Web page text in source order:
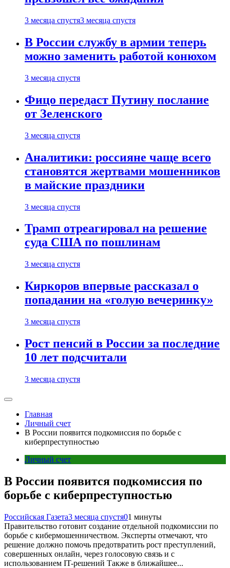
3 месяца спустя3 месяца спустя
В России службу в армии теперь
можно заменить работой конюхом
3 месяца спустя
Фицо передаст Путину послание
от Зеленского
3 месяца спустя
Аналитики: россияне чаще всего
становятся жертвами мошенников
в майские праздники
3 месяца спустя
Трамп отреагировал на решение
суда США по пошлинам
3 месяца спустя
Киркоров впервые рассказал о
попадании на «голую вечеринку»
3 месяца спустя
Рост пенсий в России за последние
10 лет подсчитали
3 месяца спустя
Главная
Личный счет
В России появится подкомиссия по борьбе с
киберпреступностью
Личный счет
В России появится подкомиссия по
борьбе с киберпреступностью
Российская Газета3 месяца спустя01 минуты
Правительство готовит создание отдельной подкомиссии по
борьбе с кибермошенничеством. Эксперты отмечают, что
решение должно помочь предотвратить рост преступлений,
совершенных онлайн, через голосовую связь и с
использованием IT-решений Также в ближайшее...